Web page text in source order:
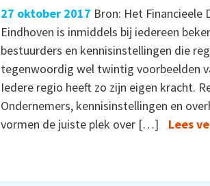
27 oktober 2017 Bron: Het Financieele
Eindhoven is inmiddels bij iedereen
bestuurders en kennisinstellingen die
tegenwoordig wel twintig voorbeelden
Iedere regio heeft zo zijn eigen kracht.
Ondernemers, kennisinstellingen en
vormen de juiste plek over […]
Lees